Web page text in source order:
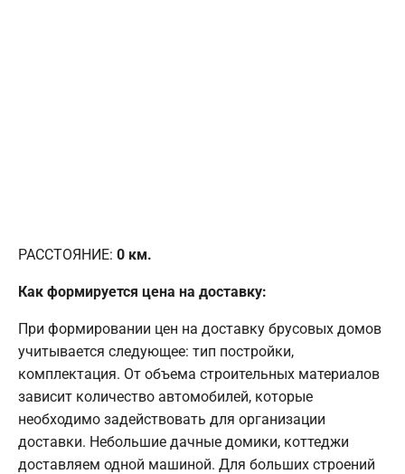
РАССТОЯНИЕ: 0 км.
Как формируется цена на доставку:
При формировании цен на доставку брусовых домов
учитывается следующее: тип постройки,
комплектация. От объема строительных материалов
зависит количество автомобилей, которые
необходимо задействовать для организации
доставки. Небольшие дачные домики, коттеджи
доставляем одной машиной. Для больших строений